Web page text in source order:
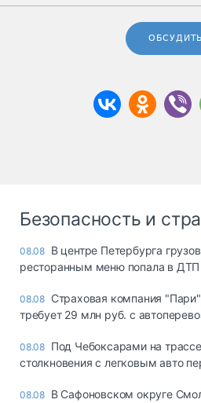
ОБСУДИТЬ
Безопасность и
08.08 В центре Петербурга
ресторанным меню попала в ДТП
08.08 Страховая компания
требует 29 млн руб. с
08.08 Под Чебоксарами на
столкновения с легковым авто
08.08 В Сафоновском округе